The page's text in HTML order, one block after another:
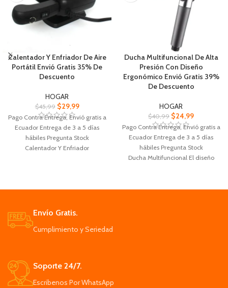
muebles buena Batería
Calentador Y Enfriador De Aire
Portátil Envió Gratis 35% De
Descuento
HOGAR
$45,99 $29,99
Pago Contra Entrega, Envió gratis a
Ecuador Entrega de 3 a 5 días
hábiles Pregunta Stock
Calentador Y Enfriador
aire de la habitación,
Su tamaño compacto lo hace fácil
de mover de una habitación o
puedes llevarlo en viajes
Ducha Multifuncional De Alta
Presión Con Diseño
Ergonómico Envió Gratis 39%
De Descuento
HOGAR
$40,99 $24,99
Pago Contra Entrega, Envió gratis a
Ecuador Entrega de 3 a 5 días
hábiles Pregunta Stock
Ducha Multifuncional El diseño
Este cabezal de ducha avanzado
Envío Gratis.
Cumplimiento y Seriedad
Soporte 24/7.
Escribenos Por WhatsApp